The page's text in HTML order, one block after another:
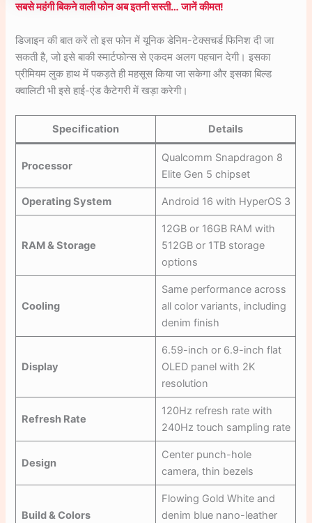
सबसे महंगी बिकने वाली फोन अब इतनी सस्ती… जानें कीमत!
डिजाइन की बात करें तो इस फोन में यूनिक डेनिम-टेक्सचर्ड फिनिश दी जा
सकती है, जो इसे बाकी स्मार्टफोन्स से एकदम अलग पहचान देगी। इसका
प्रीमियम लुक हाथ में पकड़ते ही महसूस किया जा सकेगा और इसका बिल्ड
क्वालिटी भी इसे हाई-एंड कैटेगरी में खड़ा करेगी।
Specification Details
Processor
Qualcomm Snapdragon 8
Elite Gen 5 chipset
Operating System Android 16 with HyperOS 3
RAM & Storage
12GB or 16GB RAM with
512GB or 1TB storage
options
Cooling
Same performance across
all color variants, including
denim finish
Display
6.59-inch or 6.9-inch flat
OLED panel with 2K
resolution
Refresh Rate
120Hz refresh rate with
240Hz touch sampling rate
Design
Center punch-hole
camera, thin bezels
Build & Colors
Flowing Gold White and
denim blue nano-leather